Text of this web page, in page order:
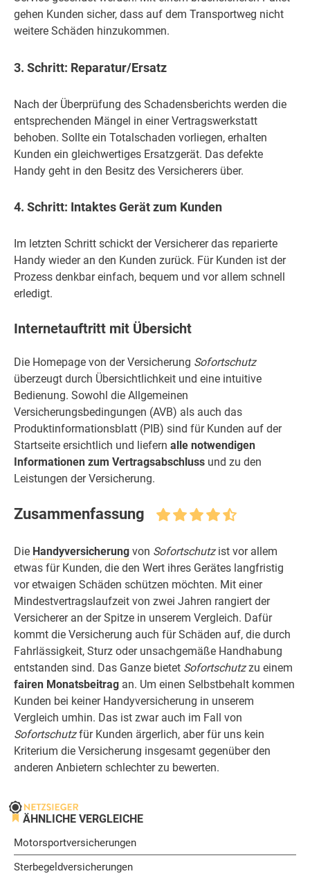
gehen Kunden sicher, dass auf dem Transportweg nicht
weitere Schäden hinzukommen.
3. Schritt: Reparatur/Ersatz
Nach der Überprüfung des Schadensberichts werden die
entsprechenden Mängel in einer Vertragswerkstatt
behoben. Sollte ein Totalschaden vorliegen, erhalten
Kunden ein gleichwertiges Ersatzgerät. Das defekte
Handy geht in den Besitz des Versicherers über.
4. Schritt: Intaktes Gerät zum Kunden
Im letzten Schritt schickt der Versicherer das reparierte
Handy wieder an den Kunden zurück. Für Kunden ist der
Prozess denkbar einfach, bequem und vor allem schnell
erledigt.
Internetauftritt mit Übersicht
Die Homepage von der Versicherung Sofortschutz
überzeugt durch Übersichtlichkeit und eine intuitive
Bedienung. Sowohl die Allgemeinen
Versicherungsbedingungen (AVB) als auch das
Produktinformationsblatt (PIB) sind für Kunden auf der
Startseite ersichtlich und liefern alle notwendigen
Informationen zum Vertragsabschluss und zu den
Leistungen der Versicherung.
Zusammenfassung
Die Handyversicherung von Sofortschutzist vor allem
etwas für Kunden, die den Wert ihres Gerätes langfristig
vor etwaigen Schäden schützen möchten. Mit einer
Mindestvertragslaufzeit von zwei Jahren rangiert der
Versicherer an der Spitze in unserem Vergleich. Dafür
kommt die Versicherung auch für Schäden auf, die durch
Fahrlässigkeit, Sturz oder unsachgemäße Handhabung
entstanden sind. Das Ganze bietet Sofortschutzzu einem
fairen Monatsbeitrag an. Um einen Selbstbehalt kommen
Kunden bei keiner Handyversicherung in unserem
Vergleich umhin. Das ist zwar auch im Fall von
Sofortschutzfür Kunden ärgerlich, aber für uns kein
Kriterium die Versicherung insgesamt gegenüber den
anderen Anbietern schlechter zu bewerten.
ÄHNLICHE VERGLEICHE
Motorsportversicherungen
Sterbegeldversicherungen